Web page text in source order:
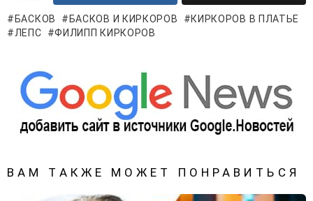
БАСКОВ БАСКОВ И КИРКОРОВ
КИРКОРОВ В ПЛАТЬЕ
ЛЕПС
ФИЛИПП КИРКОРОВ
ВАМ ТАКЖЕ МОЖЕТ ПОНРАВИТЬСЯ